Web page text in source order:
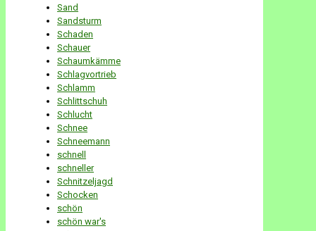
Sand
Sandsturm
Schaden
Schauer
Schaumkämme
Schlagvortrieb
Schlamm
Schlittschuh
Schlucht
Schnee
Schneemann
schnell
schneller
Schnitzeljagd
Schocken
schön
schön war's